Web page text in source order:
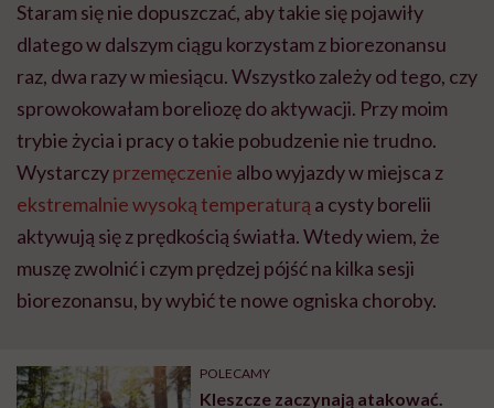
Staram się nie dopuszczać, aby takie się pojawiły
dlatego w dalszym ciągu korzystam z biorezonansu
raz, dwa razy w miesiącu. Wszystko zależy od tego, czy
sprowokowałam boreliozę do aktywacji. Przy moim
trybie życia i pracy o takie pobudzenie nie trudno.
Wystarczyprzemęczenie albo wyjazdy w miejsca z
ekstremalnie wysoką temperaturą a cysty borelii
aktywują się z prędkością światła. Wtedy wiem, że
muszę zwolnić i czym prędzej pójść na kilka sesji
biorezonansu, by wybić te nowe ogniska choroby.
POLECAMY
Kleszcze zaczynają atakować.